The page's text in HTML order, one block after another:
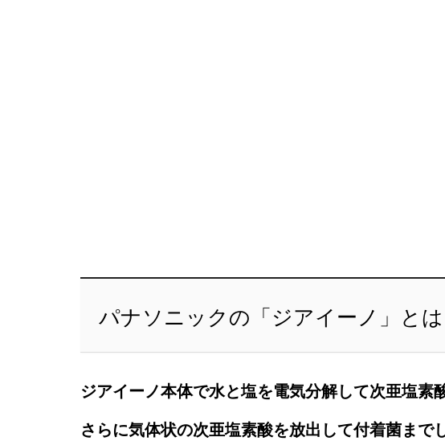
パナソニックの「ジアイーノ」とは
ジアイーノ本体で水と塩を電気分解して次亜塩
さらに気体状の次亜塩素酸を放出して付着菌まで